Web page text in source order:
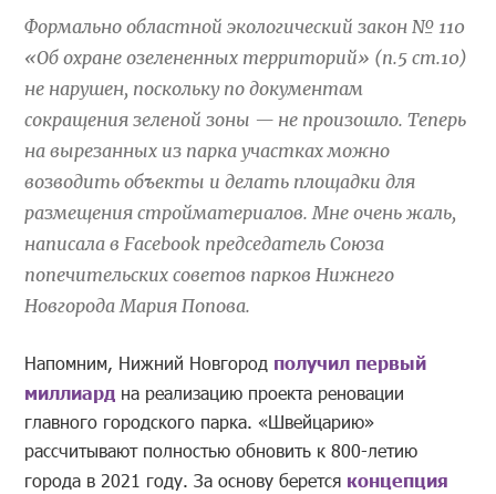
Формально областной экологический закон № 110
«Об охране озелененных территорий» (п.5 ст.10)
не нарушен, поскольку по документам
сокращения зеленой зоны — не произошло. Теперь
на вырезанных из парка участках можно
возводить объекты и делать площадки для
размещения стройматериалов. Мне очень жаль,
написала в Facebook председатель Союза
попечительских советов парков Нижнего
Новгорода Мария Попова.
Напомним, Нижний Новгород получил первый
миллиард на реализацию проекта реновации
главного городского парка. «Швейцарию»
рассчитывают полностью обновить к 800-летию
города в 2021 году. За основу берется концепция